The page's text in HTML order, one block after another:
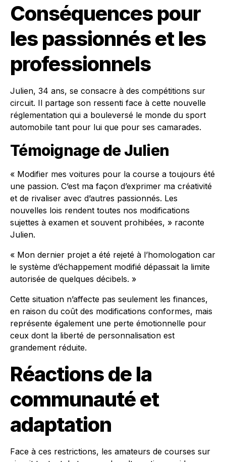
Conséquences pour
les passionnés et les
professionnels
Julien, 34 ans, se consacre à des compétitions sur
circuit. Il partage son ressenti face à cette nouvelle
réglementation qui a bouleversé le monde du sport
automobile tant pour lui que pour ses camarades.
Témoignage de Julien
« Modifier mes voitures pour la course a toujours été
une passion. C’est ma façon d’exprimer ma créativité
et de rivaliser avec d’autres passionnés. Les
nouvelles lois rendent toutes nos modifications
sujettes à examen et souvent prohibées, » raconte
Julien.
« Mon dernier projet a été rejeté à l’homologation car
le système d’échappement modifié dépassait la limite
autorisée de quelques décibels. »
Cette situation n’affecte pas seulement les finances,
en raison du coût des modifications conformes, mais
représente également une perte émotionnelle pour
ceux dont la liberté de personnalisation est
grandement réduite.
Réactions de la
communauté et
adaptation
Face à ces restrictions, les amateurs de courses sur